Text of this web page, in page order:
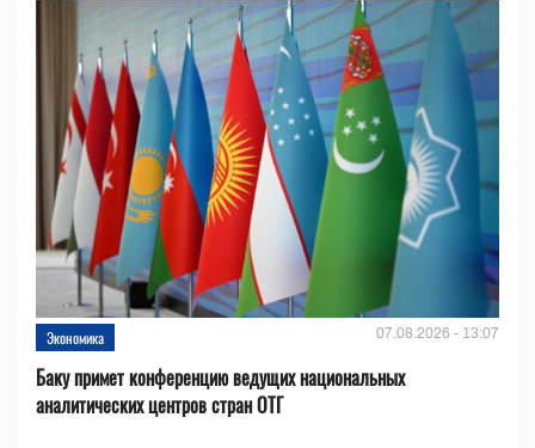
Экономика 07.08.2026 - 13:07
Баку примет конференцию ведущих национальных
аналитических центров стран ОТГ